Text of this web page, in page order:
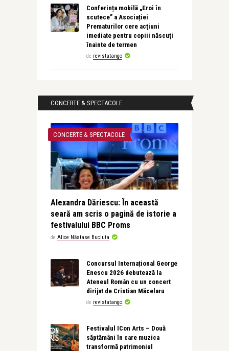
Conferința mobilă „Eroi în
scutece” a Asociației
Prematurilor cere acțiuni
imediate pentru copiii născuți
înainte de termen
de revistatango
CONCERTE & SPECTACOLE
CONCERTE & SPECTACOLE
Alexandra Dăriescu: În această
seară am scris o pagină de istorie a
festivalului BBC Proms
de Alice Năstase Buciuta
Concursul Internațional George
Enescu 2026 debutează la
Ateneul Român cu un concert
dirijat de Cristian Măcelaru
de revistatango
Festivalul ICon Arts – Două
săptămâni în care muzica
transformă patrimoniul